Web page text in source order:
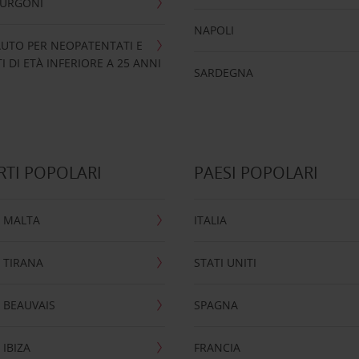
PER NEOPATENTATI E
DI ETÀ INFERIORE A 25 ANNI
NAPOLI
SARDEGNA
POPOLARI
MALTA
TIRANA
IBIZA
PAESI POPOLARI
ITALIA
STATI UNITI
SPAGNA
FRANCIA